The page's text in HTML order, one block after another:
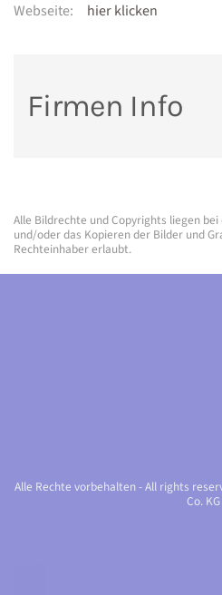
Webseite:
hier klicken
Firmen Info
Alle Bildrechte und Copyrights liegen
und/oder das Kopieren der Bilder und
Rechteinhaber erlaubt.
Alle Rechte vorbehalten - All rights
Co. KG